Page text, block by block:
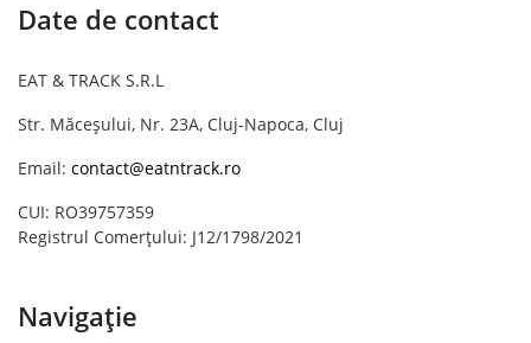
Date de contact
EAT & TRACK S.R.L
Str. Măceșului, Nr. 23A, Cluj-Napoca, Cluj
Email: contact@eatntrack.ro
CUI: RO39757359
Registrul Comerțului: J12/1798/2021
Navigație